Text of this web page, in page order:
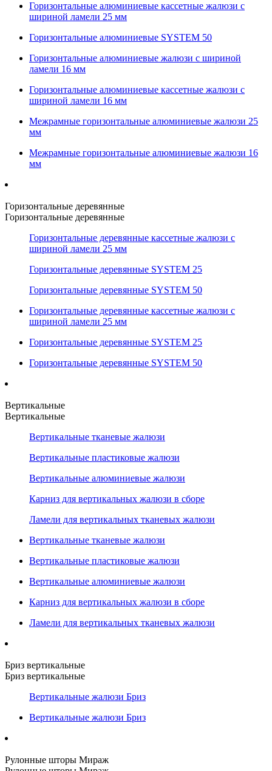
Горизонтальные алюминиевые кассетные жалюзи с
шириной ламели 25 мм
Горизонтальные алюминиевые SYSTEM 50
Горизонтальные алюминиевые жалюзи с шириной
ламели 16 мм
Горизонтальные алюминиевые кассетные жалюзи с
шириной ламели 16 мм
Межрамные горизонтальные алюминиевые жалюзи 25
мм
Межрамные горизонтальные алюминиевые жалюзи 16
мм
Горизонтальные деревянные
Горизонтальные деревянные
Горизонтальные деревянные кассетные жалюзи с
шириной ламели 25 мм
Горизонтальные деревянные SYSTEM 25
Горизонтальные деревянные SYSTEM 50
Горизонтальные деревянные кассетные жалюзи с
шириной ламели 25 мм
Горизонтальные деревянные SYSTEM 25
Горизонтальные деревянные SYSTEM 50
Вертикальные
Вертикальные
Вертикальные тканевые жалюзи
Вертикальные пластиковые жалюзи
Вертикальные алюминиевые жалюзи
Карниз для вертикальных жалюзи в сборе
Ламели для вертикальных тканевых жалюзи
Вертикальные тканевые жалюзи
Вертикальные пластиковые жалюзи
Вертикальные алюминиевые жалюзи
Карниз для вертикальных жалюзи в сборе
Ламели для вертикальных тканевых жалюзи
Бриз вертикальные
Бриз вертикальные
Вертикальные жалюзи Бриз
Вертикальные жалюзи Бриз
Рулонные шторы Мираж